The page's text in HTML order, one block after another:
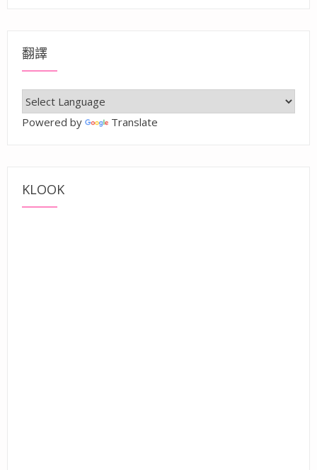
翻譯
Powered by Translate
KLOOK